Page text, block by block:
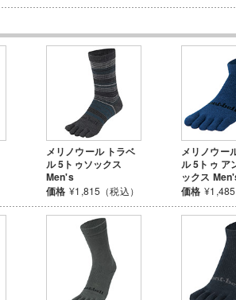
メリノウール トラベ
ル 5トゥソックス
Men's
価格 ¥1,815（税込）
メリノウー
ル 5トゥ ア
ックス
価格 ¥1,485